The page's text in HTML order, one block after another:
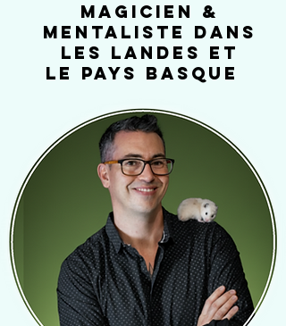
Magicien &
mentaliste dans
les landes et
le pays basque